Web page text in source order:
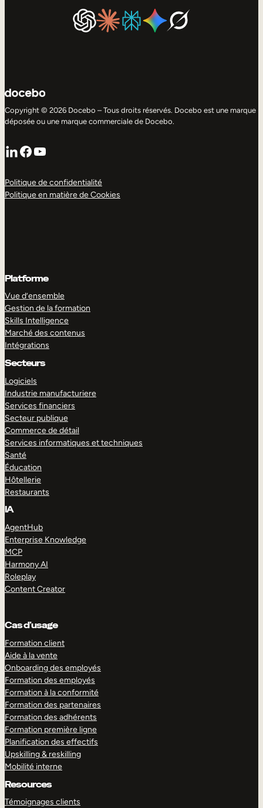
Copyright © 2026 Docebo – Tous droits réservés. Docebo est une marque
déposée ou une marque commerciale de Docebo.
LinkedIn
Facebook
YouTube
Politique de confidentialité
Politique en matière de Cookies
Platforme
Vue d’ensemble
Gestion de la formation
Skills Intelligence
Marché des contenus
Intégrations
Secteurs
Logiciels
Industrie manufacturiere
Services financiers
Secteur publique
Commerce de détail
Services informatiques et techniques
Santé
Éducation
Hôtellerie
Restaurants
IA
AgentHub
Enterprise Knowledge
MCP
Harmony AI
Roleplay
Content Creator
Cas d’usage
Formation client
Aide à la vente
Onboarding des employés
Formation des employés
Formation à la conformité
Formation des partenaires
Formation des adhérents
Formation première ligne
Planification des effectifs
Upskilling & reskilling
Mobilité interne
Resources
Témoignages clients